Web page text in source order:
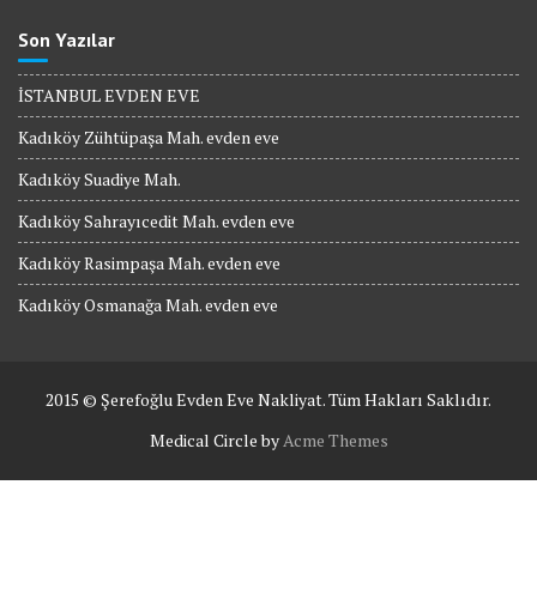
Son Yazılar
İSTANBUL EVDEN EVE
Kadıköy Zühtüpaşa Mah. evden eve
Kadıköy Suadiye Mah.
Kadıköy Sahrayıcedit Mah. evden eve
Kadıköy Rasimpaşa Mah. evden eve
Kadıköy Osmanağa Mah. evden eve
2015 © Şerefoğlu Evden Eve Nakliyat. Tüm Hakları Saklıdır.
Medical Circle byAcme Themes